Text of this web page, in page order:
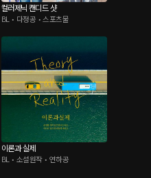
컬러제닉 캔디드 샷
BL • 다정공 • 스포츠물
이론과 실제
BL • 소설원작 • 연하공